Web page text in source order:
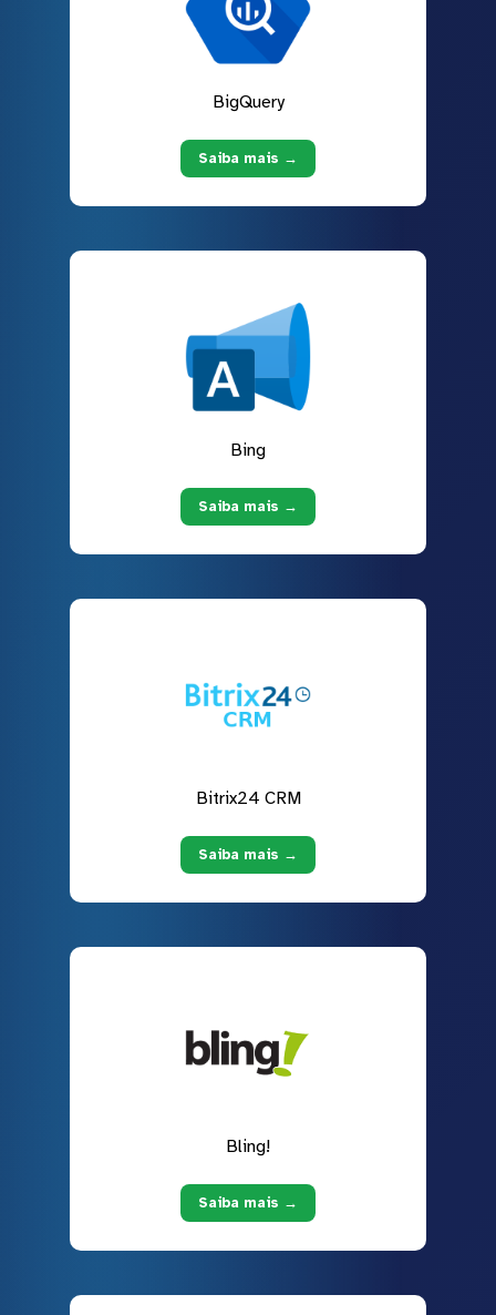
BigQuery
Saiba mais →
Bing
Saiba mais →
Bitrix24 CRM
Saiba mais →
Bling!
Saiba mais →